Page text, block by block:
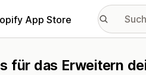
App Store
für das Erweitern